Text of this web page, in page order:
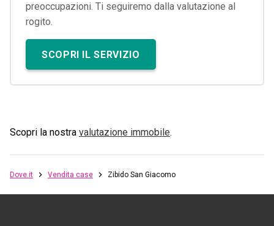
preoccupazioni. Ti seguiremo dalla valutazione al
rogito.
SCOPRI IL SERVIZIO
Scopri la nostra valutazione immobile.
Dove.it Vendita case Zibido San Giacomo